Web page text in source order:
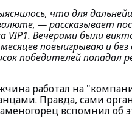
что для
—рассказывает
VIP1. Вечерами были
повыигрываю и
победителей попадал
работал на
Правда, сами
вспомнил об